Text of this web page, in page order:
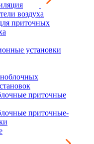
воздуха
приточных
установки
приточные
приточные-